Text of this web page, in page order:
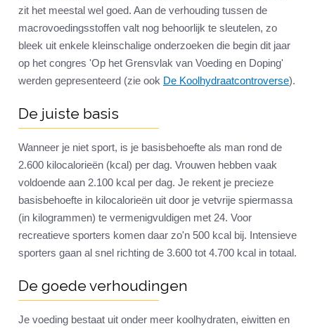
zit het meestal wel goed. Aan de verhouding tussen de
macrovoedingsstoffen valt nog behoorlijk te sleutelen, zo
bleek uit enkele kleinschalige onderzoeken die begin dit jaar
op het congres 'Op het Grensvlak van Voeding en Doping'
werden gepresenteerd (zie ook De Koolhydraatcontroverse).
De juiste basis
Wanneer je niet sport, is je basisbehoefte als man rond de
2.600 kilocalorieën (kcal) per dag. Vrouwen hebben vaak
voldoende aan 2.100 kcal per dag. Je rekent je precieze
basisbehoefte in kilocalorieën uit door je vetvrije spiermassa
(in kilogrammen) te vermenigvuldigen met 24. Voor
recreatieve sporters komen daar zo'n 500 kcal bij. Intensieve
sporters gaan al snel richting de 3.600 tot 4.700 kcal in totaal.
De goede verhoudingen
Je voeding bestaat uit onder meer koolhydraten, eiwitten en